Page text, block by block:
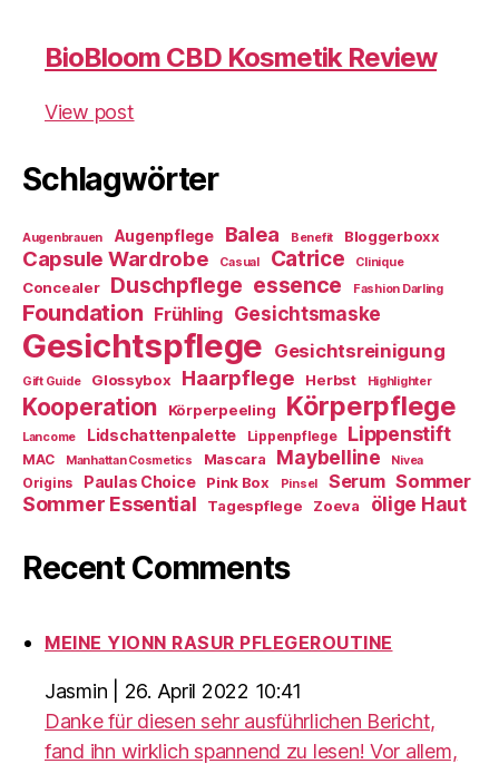
BioBloom CBD Kosmetik Review
View post
Schlagwörter
Augenbrauen Augenpflege Balea Benefit Bloggerboxx
Capsule Wardrobe Casual Catrice Clinique
Concealer Duschpflege essence Fashion Darling
Foundation Frühling Gesichtsmaske
Gesichtspflege Gesichtsreinigung
Gift Guide Glossybox Haarpflege Herbst Highlighter
Kooperation Körperpeeling Körperpflege
Lancome Lidschattenpalette Lippenpflege Lippenstift
MAC Manhattan Cosmetics Mascara Maybelline Nivea
Origins Paulas Choice Pink Box Pinsel Serum Sommer
Sommer Essential Tagespflege Zoeva ölige Haut
Recent Comments
MEINE YIONN RASUR PFLEGEROUTINE
Jasmin
26. April 2022 10:41
Danke für diesen sehr ausführlichen Bericht,
fand ihn wirklich spannend zu lesen! Vor allem,